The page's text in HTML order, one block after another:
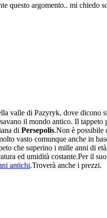
argomento.. mi chiedo
valle di Pazyryk, dove
il mondo antico. Il tappeto
di Persepolis.Non è possibile
vasto comunque anche in
che superino i mille anni di
ed umidità costante.Per il
antichi.Troverà anche i prezzi.